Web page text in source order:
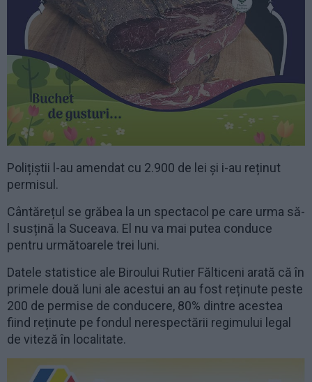
Polițiștii l-au amendat cu 2.900 de lei și i-au reținut
permisul.
Cântărețul se grăbea la un spectacol pe care urma să-
l susțină la Suceava. El nu va mai putea conduce
pentru următoarele trei luni.
Datele statistice ale Biroului Rutier Fălticeni arată că în
primele două luni ale acestui an au fost reținute peste
200 de permise de conducere, 80% dintre acestea
fiind reținute pe fondul nerespectării regimului legal
de viteză în localitate.